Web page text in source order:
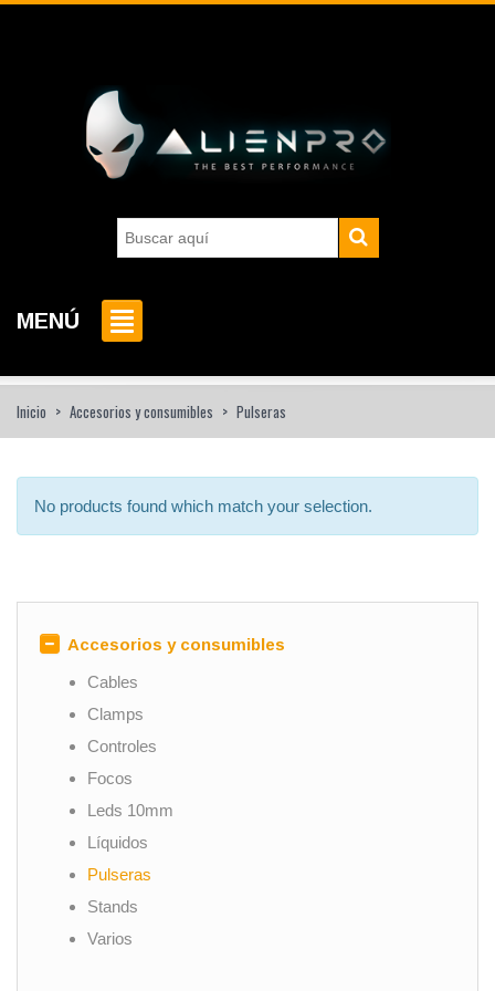
MENÚ
Inicio > Accesorios y consumibles > Pulseras
No products found which match your selection.
Accesorios y consumibles
Cables
Clamps
Controles
Focos
Leds 10mm
Líquidos
Pulseras
Stands
Varios